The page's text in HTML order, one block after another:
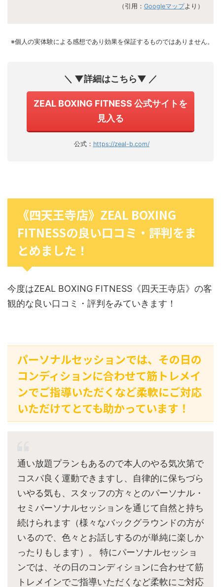
（引用： Googleマップより）
※個人の実体験による感想であり効果を保証するものではありません。
＼ ▼詳細はこちら▼ ／
ZEAL BOXING FITNESS 公式サイトを
見入る
公式： https://zeal-b.com/
《四天王寺店》ZEAL BOXING
FITNESSの良い口コミ・評判をま
とめました！
今度はZEAL BOXING FITNESS《四天王寺店》の客
観的な良い口コミ・評判をみていきます！
パーソナルセッションでは、その日の
コンディションに合わせて筋トレメイ
ンでご指導いただくなど柔軟にご対応
いただけてとても助かっています！
通い放題プランもあるので本人のやる気次第で
コスパ良く運動できますし、自律的に保ちづら
いやる気も、スタッフの方々とのパーソナル・
セミパーソナルセッションを通じて自然と持ち
続けられます（様々なバックグラウンドの方が
いるので、色々とお話しするのが単純に楽しか
ったりもします）。 特にパーソナルセッショ
ンでは、その日のコンディションに合わせて筋
トレメインでご指導いただくなど柔軟にご対応